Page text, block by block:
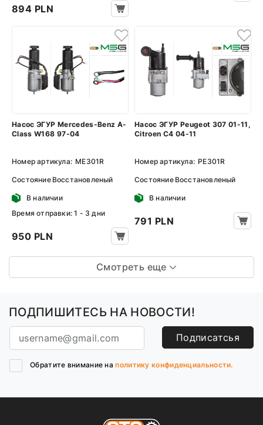
894 PLN
Насос ЭГУР Mercedes-Benz A-
Class W168 97-04
Номер артикула: ME301R
Состояние Восстановленый
В наличии
Время отправки: 1 - 3 дни
950 PLN
Насос ЭГУР Peugeot 307 01-11,
Citroen C4 04-11
Номер артикула: PE301R
Состояние Восстановленый
В наличии
791 PLN
Смотреть еще
ПОДПИШИТЕСЬ НА НОВОСТИ!
Подписатсья
Обратите внимание наполитику конфиденциальности.